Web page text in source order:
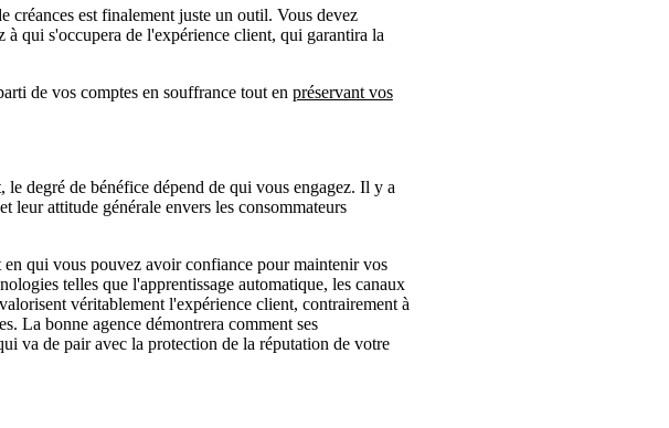
créances est finalement juste un outil. Vous devez
à qui s'occupera de l'expérience client, qui garantira la
de vos comptes en souffrance tout en préservant vos
degré de bénéfice dépend de qui vous engagez. Il y a
leur attitude générale envers les consommateurs
qui vous pouvez avoir confiance pour maintenir vos
telles que l'apprentissage automatique, les canaux
véritablement l'expérience client, contrairement à
La bonne agence démontrera comment ses
va de pair avec la protection de la réputation de votre